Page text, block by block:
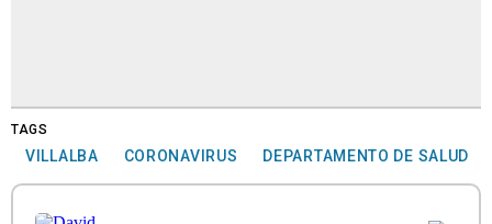
TAGS
VILLALBA CORONAVIRUS DEPARTAMENTO DE SALUD